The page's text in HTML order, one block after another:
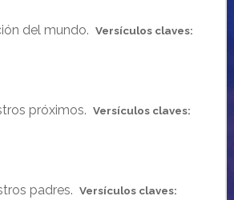
del mundo. Versículos claves:
próximos. Versículos claves:
padres. Versículos claves: